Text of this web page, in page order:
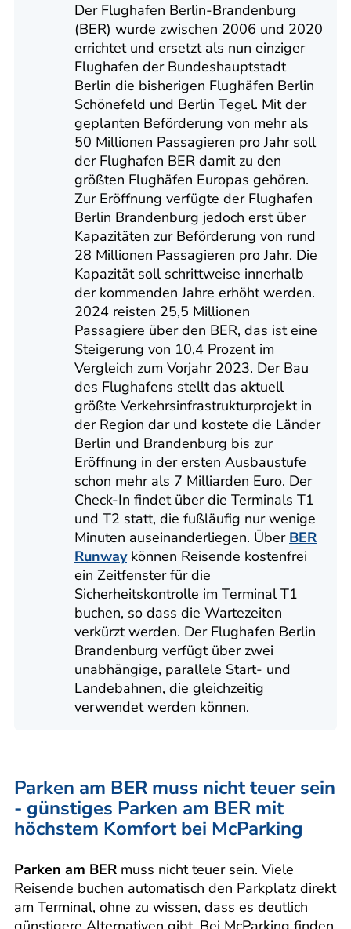
Der Flughafen Berlin-Brandenburg
(BER) wurde zwischen 2006 und 2020
errichtet und ersetzt als nun einziger
Flughafen der Bundeshauptstadt
Berlin die bisherigen Flughäfen Berlin
Schönefeld und Berlin Tegel. Mit der
geplanten Beförderung von mehr als
50 Millionen Passagieren pro Jahr soll
der Flughafen BER damit zu den
größten Flughäfen Europas gehören.
Zur Eröffnung verfügte der Flughafen
Berlin Brandenburg jedoch erst über
Kapazitäten zur Beförderung von rund
28 Millionen Passagieren pro Jahr. Die
Kapazität soll schrittweise innerhalb
der kommenden Jahre erhöht werden.
2024 reisten 25,5 Millionen
Passagiere über den BER, das ist eine
Steigerung von 10,4 Prozent im
Vergleich zum Vorjahr 2023. Der Bau
des Flughafens stellt das aktuell
größte Verkehrsinfrastrukturprojekt in
der Region dar und kostete die Länder
Berlin und Brandenburg bis zur
Eröffnung in der ersten Ausbaustufe
schon mehr als 7 Milliarden Euro. Der
Check-In findet über die Terminals T1
und T2 statt, die fußläufig nur wenige
Minuten auseinanderliegen. Über BER
Runwaykönnen Reisende kostenfrei
ein Zeitfenster für die
Sicherheitskontrolle im Terminal T1
buchen, so dass die Wartezeiten
verkürzt werden. Der Flughafen Berlin
Brandenburg verfügt über zwei
unabhängige, parallele Start- und
Landebahnen, die gleichzeitig
verwendet werden können.
Parken am BER muss nicht teuer sein
- günstiges Parken am BER mit
höchstem Komfort bei McParking
Parken am BER muss nicht teuer sein. Viele
Reisende buchen automatisch den Parkplatz direkt
am Terminal, ohne zu wissen, dass es deutlich